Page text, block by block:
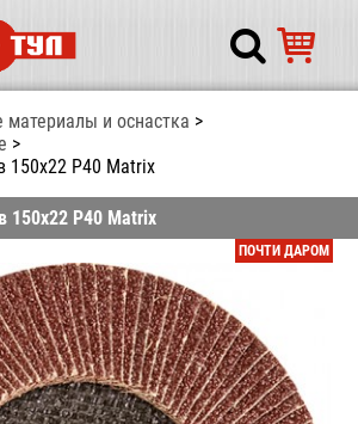
материалы и оснастка
150х22 Р40 Matrix
150х22 Р40 Matrix
ПОЧТИ ДАРОМ